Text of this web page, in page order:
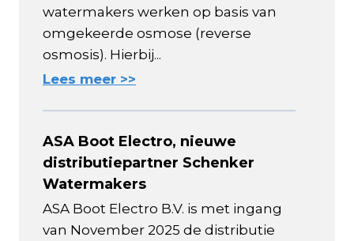
watermakers werken op basis van
omgekeerde osmose (reverse
osmosis). Hierbij...
Lees meer >>
ASA Boot Electro, nieuwe
distributiepartner Schenker
Watermakers
ASA Boot Electro B.V. is met ingang
van November 2025 de distributie